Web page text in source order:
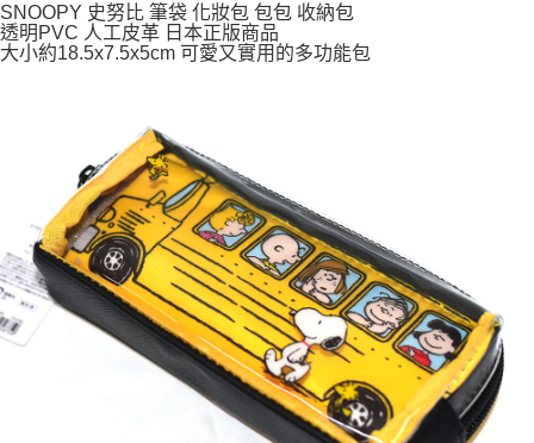
付款後全家取貨
每筆NT$65，滿NT$999(含以上)免運費
每筆NT$65，滿NT$999(含以上)免運費
付款後7-11取貨
每筆NT$65，滿NT$999(含以上)免運費
宅配
每筆NT$100，滿NT$999(含以上)免運費
SNOOPY 史努比 筆袋 化妝包 包包 收納包
透明PVC 人工皮革 日本正版商品
大小約18.5x7.5x5cm 可愛又實用的多功能包